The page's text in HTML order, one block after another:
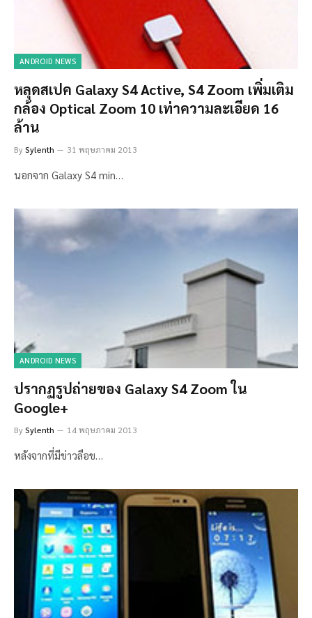
ANDROID NEWS
หลุดสเปค Galaxy S4 Active, S4 Zoom เพิ่มเติม
กล้อง Optical Zoom 10 เท่าความละเอียด 16
ล้าน
BySylenth 31 พฤษภาคม 2013
นอกจาก Galaxy S4 min…
ANDROID NEWS
ปรากฏรูปถ่ายของ Galaxy S4 Zoom ใน
Google+
BySylenth 14 พฤษภาคม 2013
หลังจากที่มีข่าวลือข…